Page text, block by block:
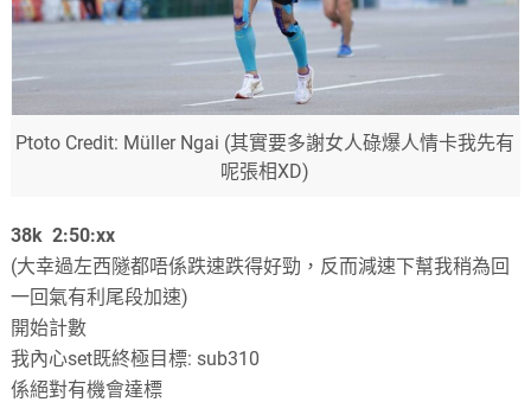
Ptoto Credit: Müller Ngai (其實要多謝女人碌爆人情卡我先有
呢張相XD)
38k 2:50:xx
(大幸過左西隧都唔係跌速跌得好勁 ， 反而減速下幫我稍為回
一回氣有利尾段加速)
開始計數
我內心set既終極目標:sub310
係絕對有機會達標